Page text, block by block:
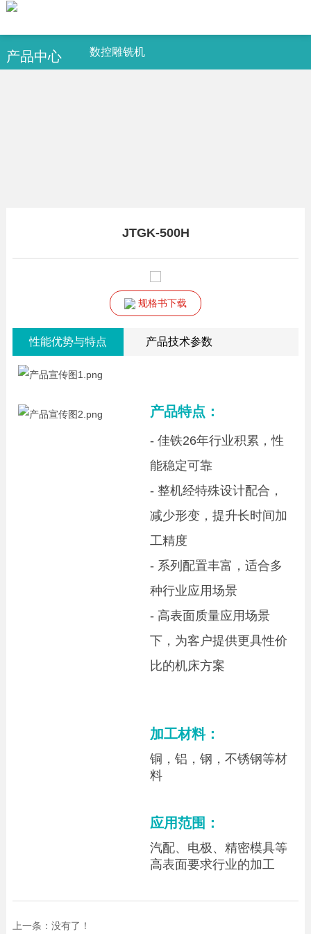
产品中心 数控雕铣机
JTGK-500H
规格书下载
性能优势与特点 产品技术参数
产品特点：
- 佳铁26年行业积累，性
能稳定可靠
- 整机经特殊设计配合，
减少形变，提升长时间加
工精度
- 系列配置丰富，适合多
种行业应用场景
- 高表面质量应用场景
下，为客户提供更具性价
比的机床方案
加工材料：
铜，铝，钢，不锈钢等材
料
应用范围：
汽配、电极、精密模具等
高表面要求行业的加工
上一条：没有了！